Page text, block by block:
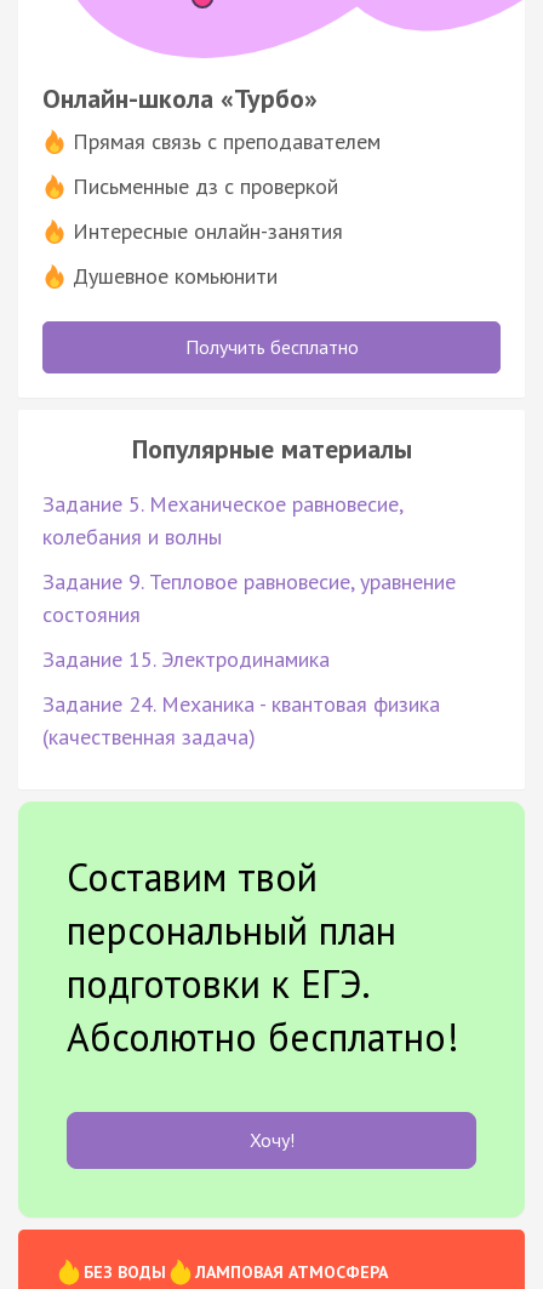
Онлайн-школа «Турбо»
Прямая связь с преподавателем
Письменные дз с проверкой
Интересные онлайн-занятия
Душевное комьюнити
Получить бесплатно
Популярные материалы
Задание 5. Механическое равновесие,
колебания и волны
Задание 9. Тепловое равновесие, уравнение
состояния
Задание 15. Электродинамика
Задание 24. Механика - квантовая физика
(качественная задача)
Составим твой
персональный план
подготовки к ЕГЭ.
Абсолютно бесплатно!
Хочу!
БЕЗ ВОДЫ
ЛАМПОВАЯ АТМОСФЕРА